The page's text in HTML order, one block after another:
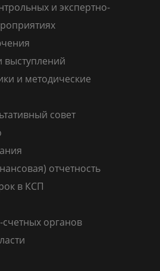
и экспертно-
выступлений
и методические
совет
отчетность
в КСП
органов